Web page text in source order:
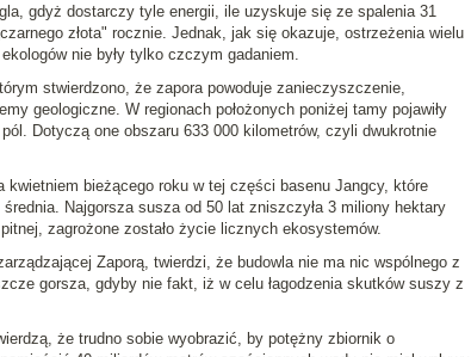
gdyż dostarczy tyle energii, ile uzyskuje się ze spalenia 31
złota" rocznie. Jednak, jak się okazuje, ostrzeżenia wielu
nie były tylko czczym gadaniem.
stwierdzono, że zapora powoduje zanieczyszczenie,
geologiczne. W regionach położonych poniżej tamy pojawiły
Dotyczą one obszaru 633 000 kilometrów, czyli dwukrotnie
bieżącego roku w tej części basenu Jangcy, które
Najgorsza susza od 50 lat zniszczyła 3 miliony hektary
zagrożone zostało życie licznych ekosystemów.
Zaporą, twierdzi, że budowla nie ma nic wspólnego z
gorsza, gdyby nie fakt, iż w celu łagodzenia skutków suszy z
że trudno sobie wyobrazić, by potężny zbiornik o